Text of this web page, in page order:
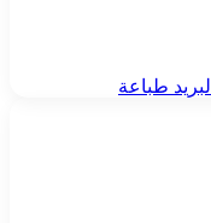
طباعة